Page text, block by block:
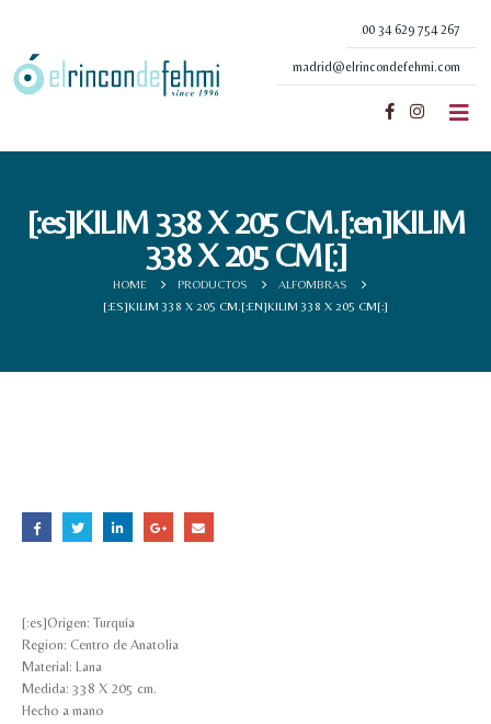
00 34 629 754 267
madrid@elrincondefehmi.com
[:es]KILIM 338 X 205 CM.[:en]KILIM
338 X 205 CM[:]
HOME PRODUCTOS
ALFOMBRAS
[:ES]KILIM 338 X 205 CM.[:EN]KILIM 338 X 205 CM[:]
[:es]Origen: Turquía
Region: Centro de Anatolia
Material: Lana
Medida: 338 X 205 cm.
Hecho a mano